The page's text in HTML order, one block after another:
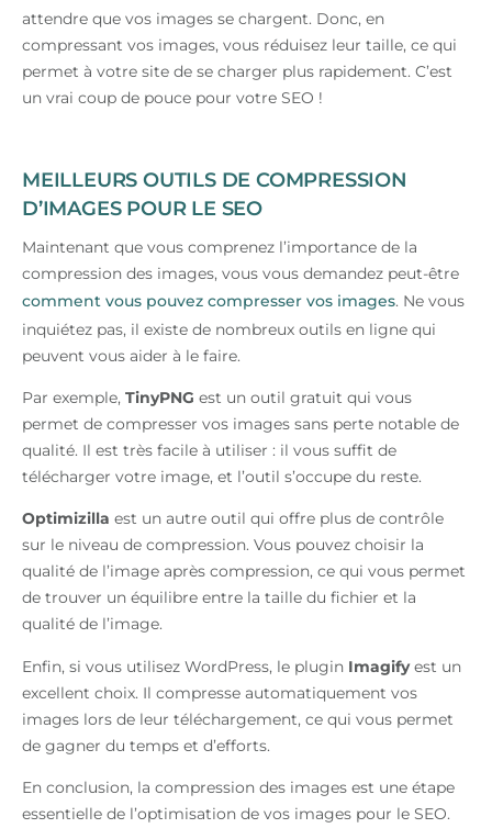
attendre que vos images se chargent. Donc, en
compressant vos images, vous réduisez leur taille, ce qui
permet à votre site de se charger plus rapidement. C’est
un vrai coup de pouce pour votre SEO !
MEILLEURS OUTILS DE COMPRESSION
D’IMAGES POUR LE SEO
Maintenant que vous comprenez l’importance de la
compression des images, vous vous demandez peut-être
comment vous pouvez compresser vos images. Ne vous
inquiétez pas, il existe de nombreux outils en ligne qui
peuvent vous aider à le faire.
Par exemple, TinyPNG est un outil gratuit qui vous
permet de compresser vos images sans perte notable de
qualité. Il est très facile à utiliser : il vous suffit de
télécharger votre image, et l’outil s’occupe du reste.
Optimizilla est un autre outil qui offre plus de contrôle
sur le niveau de compression. Vous pouvez choisir la
qualité de l’image après compression, ce qui vous permet
de trouver un équilibre entre la taille du fichier et la
qualité de l’image.
Enfin, si vous utilisez WordPress, le plugin Imagifyest un
excellent choix. Il compresse automatiquement vos
images lors de leur téléchargement, ce qui vous permet
de gagner du temps et d’efforts.
En conclusion, la compression des images est une étape
essentielle de l’optimisation de vos images pour le SEO.